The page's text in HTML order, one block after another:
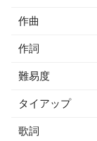
作曲
作詞
難易度
タイアップ
歌詞